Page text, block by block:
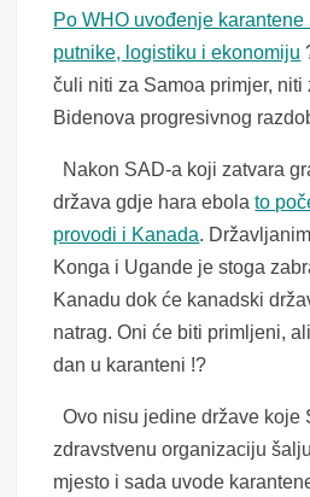
Po WHO uvođenje
putnike, logistiku i ekonomiju
čuli niti za Samoa primjer,
Bidenova progresivnog
Nakon SAD-a koji zatvara
država gdje hara ebolato
provodi i Kanada.
Konga i Ugande je stoga
Kanadu dok će kanadski
natrag. Oni će biti primljeni,
dan u karanteni !?
Ovo nisu jedine države koje
zdravstvenu organizaciju
mjesto i sada uvode